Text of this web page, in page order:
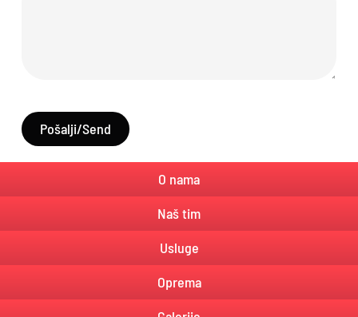
Pošalji/Send
O nama
Naš tim
Usluge
Oprema